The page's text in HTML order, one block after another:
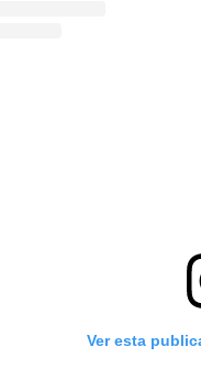
Ver esta